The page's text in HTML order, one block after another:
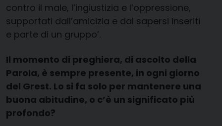
contro il male, l’ingiustizia e l’oppressione,
supportati dall’amicizia e dal sapersi inseriti
e parte di un gruppo’.
Il momento di preghiera, di ascolto della
Parola, è sempre presente, in ogni giorno
del Grest. Lo si fa solo per mantenere una
buona abitudine, o c’è un significato più
profondo?